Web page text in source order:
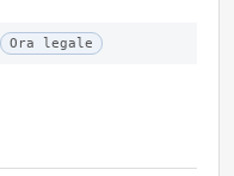
Ora legale